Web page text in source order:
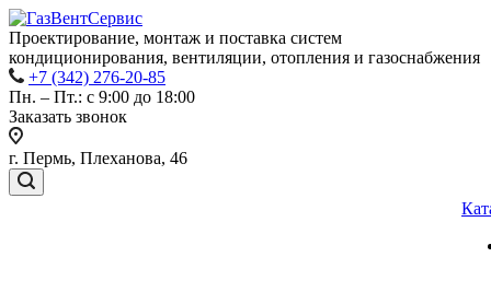
Проектирование, монтаж и поставка систем
кондиционирования, вентиляции, отопления и газоснабжения
+7 (342) 276-20-85
Пн. – Пт.: с 9:00 до 18:00
Заказать звонок
г. Пермь, Плеханова, 46